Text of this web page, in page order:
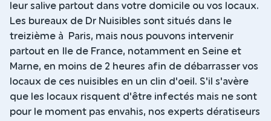
leur salive partout dans votre domicile ou vos locaux.
Les bureaux de Dr Nuisibles sont situés dans le
treizième à Paris, mais nous pouvons intervenir
partout en Ile de France, notamment en Seine et
Marne, en moins de 2 heures afin de débarrasser vos
locaux de ces nuisibles en un clin d'oeil. S'il s'avère
que les locaux risquent d'être infectés mais ne sont
pour le moment pas envahis, nos experts dératiseurs